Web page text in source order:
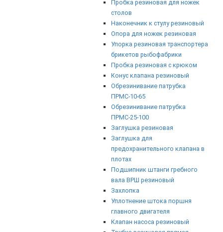
Пробка резиновая для ножек
столов
Наконечник к стулу резиновый
Опора для ножек резиновая
Упорка резиновая транспортера
брикетов рыбофабрики
Пробка резиновая с крюком
Конус клапана резиновый
Обрезинивание патрубка
ПРМС-10-65
Обрезинивание патрубка
ПРМС-25-100
Заглушка резиновая
Заглушка для
предохранительного клапана в
плотах
Подшипник штанги гребного
вала ВРШ резиновый
Захлопка
Уплотнение штока поршня
главного двигателя
Клапан насоса резиновый